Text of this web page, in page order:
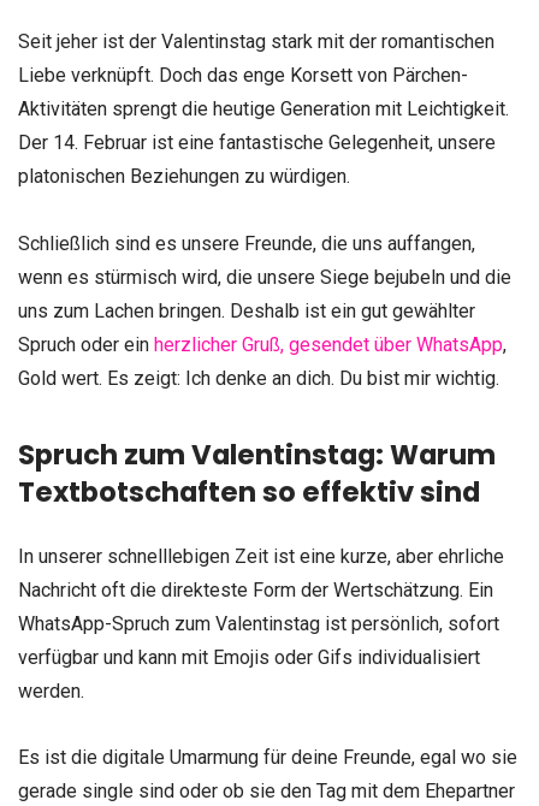
Seit jeher ist der Valentinstag stark mit der romantischen
Liebe verknüpft. Doch das enge Korsett von Pärchen-
Aktivitäten sprengt die heutige Generation mit Leichtigkeit.
Der 14. Februar ist eine fantastische Gelegenheit, unsere
platonischen Beziehungen zu würdigen.
Schließlich sind es unsere Freunde, die uns auffangen,
wenn es stürmisch wird, die unsere Siege bejubeln und die
uns zum Lachen bringen. Deshalb ist ein gut gewählter
Spruch oder ein herzlicher Gruß, gesendet über WhatsApp,
Gold wert. Es zeigt: Ich denke an dich. Du bist mir wichtig.
Spruch zum Valentinstag: Warum
Textbotschaften so effektiv sind
In unserer schnelllebigen Zeit ist eine kurze, aber ehrliche
Nachricht oft die direkteste Form der Wertschätzung. Ein
WhatsApp-Spruch zum Valentinstag ist persönlich, sofort
verfügbar und kann mit Emojis oder Gifs individualisiert
werden.
Es ist die digitale Umarmung für deine Freunde, egal wo sie
gerade single sind oder ob sie den Tag mit dem Ehepartner